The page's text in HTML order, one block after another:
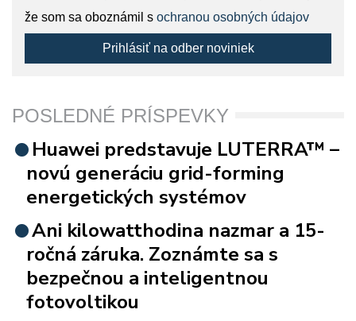
že som sa oboznámil s ochranou osobných údajov
Prihlásiť na odber noviniek
POSLEDNÉ PRÍSPEVKY
Huawei predstavuje LUTERRA™ –
novú generáciu grid-forming
energetických systémov
Ani kilowatthodina nazmar a 15-
ročná záruka. Zoznámte sa s
bezpečnou a inteligentnou
fotovoltikou